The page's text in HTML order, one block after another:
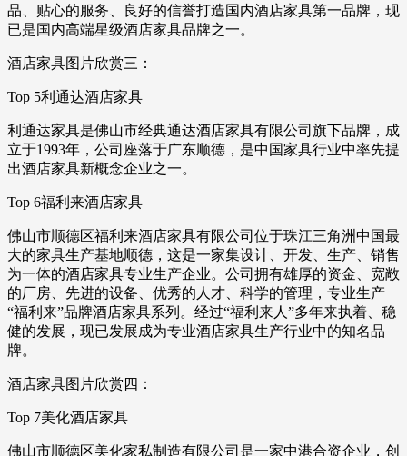
品、贴心的服务、良好的信誉打造国内酒店家具第一品牌，现
已是国内高端星级酒店家具品牌之一。
酒店家具图片欣赏三：
Top 5利通达酒店家具
利通达家具是佛山市经典通达酒店家具有限公司旗下品牌，成
立于1993年，公司座落于广东顺德，是中国家具行业中率先提
出酒店家具新概念企业之一。
Top 6福利来酒店家具
佛山市顺德区福利来酒店家具有限公司位于珠江三角洲中国最
大的家具生产基地顺德，这是一家集设计、开发、生产、销售
为一体的酒店家具专业生产企业。公司拥有雄厚的资金、宽敞
的厂房、先进的设备、优秀的人才、科学的管理，专业生产
“福利来”品牌酒店家具系列。经过“福利来人”多年来执着、稳
健的发展，现已发展成为专业酒店家具生产行业中的知名品
牌。
酒店家具图片欣赏四：
Top 7美化酒店家具
佛山市顺德区美化家私制造有限公司是一家中港合资企业，创